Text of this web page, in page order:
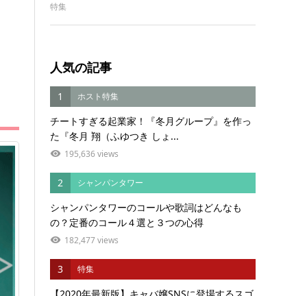
特集
人気の記事
1 ホスト特集
チートすぎる起業家！『冬月グループ』を作っ
た『冬月 翔（ふゆつき しょ...
195,636 views
2 シャンパンタワー
シャンパンタワーのコールや歌詞はどんなも
の？定番のコール４選と３つの心得
182,477 views
3 特集